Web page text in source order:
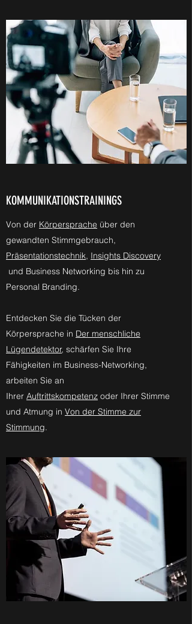
KOMMUNIKATIONSTRAININGS
Von der Körpersprache über den
gewandten Stimmgebrauch,
Präsentationstechnik, Insights Discovery
und Business Networking bis hin zu
Personal Branding.
Entdecken Sie die Tücken der
Körpersprache in Der menschliche
Lügendetektor, schärfen Sie Ihre
Fähigkeiten im Business-Networking,
arbeiten Sie an
Ihrer Auftrittskompetenz oder Ihrer Stimme
und Atmung in Von der Stimme zur
Stimmung.